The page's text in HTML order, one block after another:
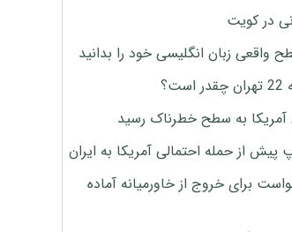
در کویت
واقعی زبان انگلیسی خود را بدانید
به سطح خطرناک رسید
از حمله احتمالی آمریکا به ایران
برای خروج از خاورمیانه آماده